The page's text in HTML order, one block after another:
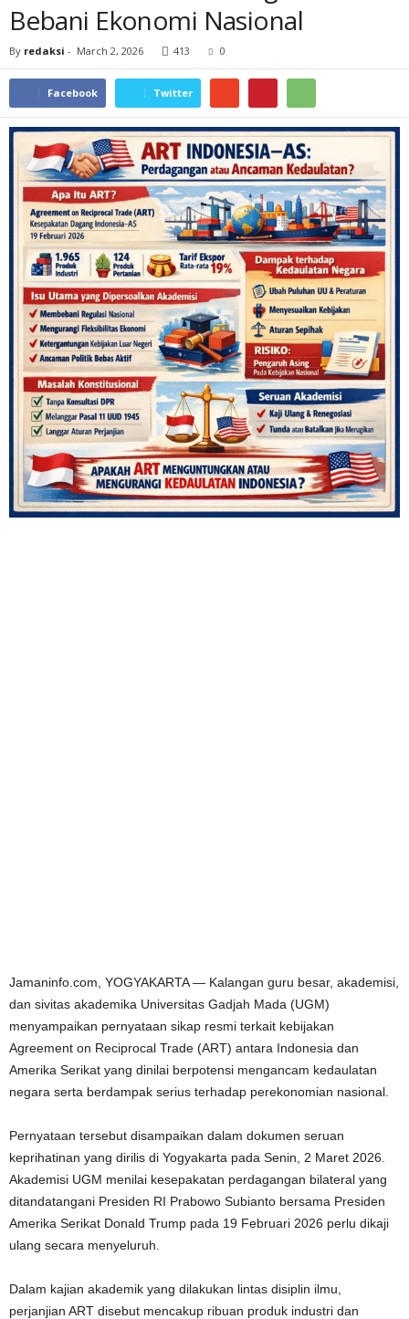
Bebani Ekonomi Nasional
By redaksi - March 2, 2026 413 0
Facebook Twitter
Jamaninfo.com, YOGYAKARTA — Kalangan guru besar, akademisi,
dan sivitas akademika Universitas Gadjah Mada (UGM)
menyampaikan pernyataan sikap resmi terkait kebijakan
Agreement on Reciprocal Trade (ART) antara Indonesia dan
Amerika Serikat yang dinilai berpotensi mengancam kedaulatan
negara serta berdampak serius terhadap perekonomian nasional.
Pernyataan tersebut disampaikan dalam dokumen seruan
keprihatinan yang dirilis di Yogyakarta pada Senin, 2 Maret 2026.
Akademisi UGM menilai kesepakatan perdagangan bilateral yang
ditandatangani Presiden RI Prabowo Subianto bersama Presiden
Amerika Serikat Donald Trump pada 19 Februari 2026 perlu dikaji
ulang secara menyeluruh.
Dalam kajian akademik yang dilakukan lintas disiplin ilmu,
perjanjian ART disebut mencakup ribuan produk industri dan